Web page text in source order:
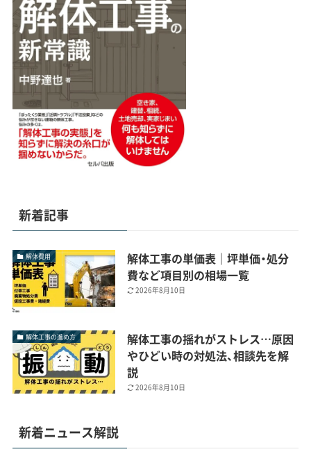
新着記事
解体費用
解体工事の単価表｜坪単価・処分
費など項目別の相場一覧
2026年8月10日
解体工事の進め方
解体工事の揺れがストレス…原因
やひどい時の対処法、相談先を解
説
2026年8月10日
新着ニュース解説